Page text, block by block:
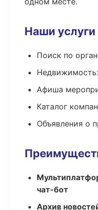
Наши услуги
Поиск по
Афиша
Каталог
Объявления о
чат-бот
Архив